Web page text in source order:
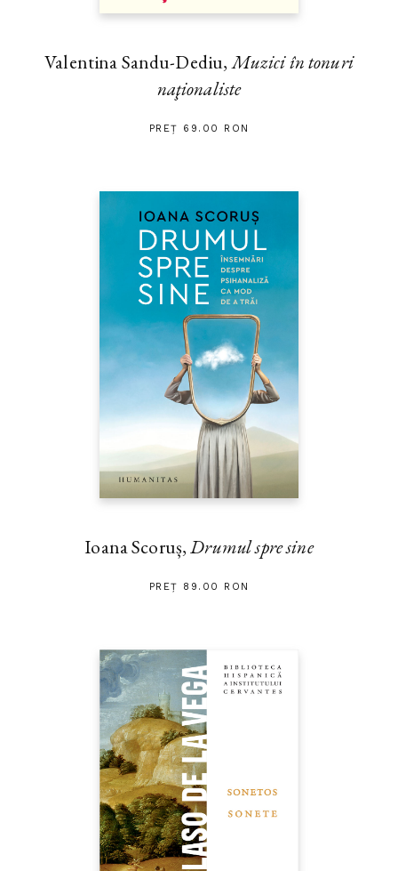
Valentina Sandu-Dediu,Muzici în tonuri
naţionaliste
PREȚ 69.00 RON
Ioana Scoruș,Drumul spre sine
PREȚ 89.00 RON